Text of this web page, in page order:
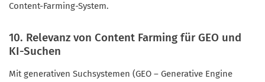
Content-Farming-System.
10. Relevanz von Content Farming für GEO und
KI-Suchen
Mit generativen Suchsystemen (GEO – Generative Engine